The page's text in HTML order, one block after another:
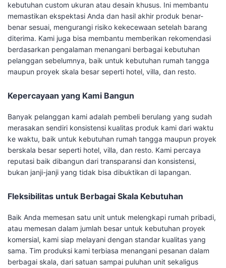
kebutuhan custom ukuran atau desain khusus. Ini membantu
memastikan ekspektasi Anda dan hasil akhir produk benar-
benar sesuai, mengurangi risiko kekecewaan setelah barang
diterima. Kami juga bisa membantu memberikan rekomendasi
berdasarkan pengalaman menangani berbagai kebutuhan
pelanggan sebelumnya, baik untuk kebutuhan rumah tangga
maupun proyek skala besar seperti hotel, villa, dan resto.
Kepercayaan yang Kami Bangun
Banyak pelanggan kami adalah pembeli berulang yang sudah
merasakan sendiri konsistensi kualitas produk kami dari waktu
ke waktu, baik untuk kebutuhan rumah tangga maupun proyek
berskala besar seperti hotel, villa, dan resto. Kami percaya
reputasi baik dibangun dari transparansi dan konsistensi,
bukan janji-janji yang tidak bisa dibuktikan di lapangan.
Fleksibilitas untuk Berbagai Skala Kebutuhan
Baik Anda memesan satu unit untuk melengkapi rumah pribadi,
atau memesan dalam jumlah besar untuk kebutuhan proyek
komersial, kami siap melayani dengan standar kualitas yang
sama. Tim produksi kami terbiasa menangani pesanan dalam
berbagai skala, dari satuan sampai puluhan unit sekaligus